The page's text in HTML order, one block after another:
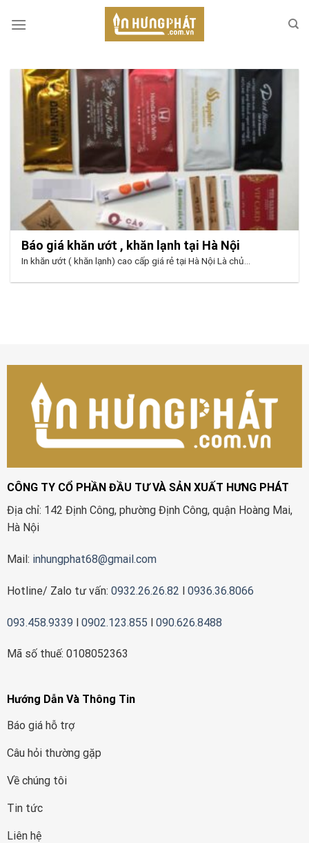
Báo giá khăn ướt , khăn lạnh tại Hà Nội
In khăn ướt ( khăn lạnh) cao cấp giá rẻ tại Hà Nội Là chủ...
CÔNG TY CỔ PHẦN ĐẦU TƯ VÀ SẢN XUẤT HƯNG PHÁT
Địa chỉ: 142 Định Công, phường Định Công, quận Hoàng Mai,
Hà Nội
Mail: inhungphat68@gmail.com
Hotline/ Zalo tư vấn: 0932.26.26.82 l 0936.36.8066
093.458.9339 l 0902.123.855 l 090.626.8488
Mã số thuế: 0108052363
Hướng Dẫn Và Thông Tin
Báo giá hỗ trợ
Câu hỏi thường gặp
Về chúng tôi
Tin tức
Liên hệ